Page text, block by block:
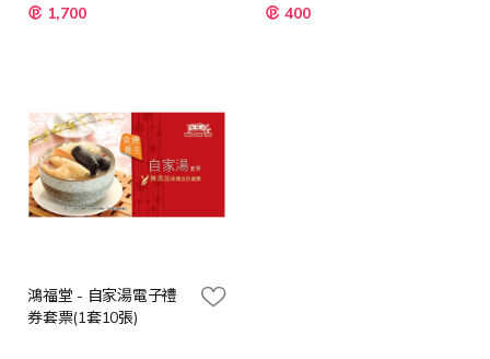
特
殊 1,700 400
鴻福堂 - 自家湯電子禮
券套票(1套10張)